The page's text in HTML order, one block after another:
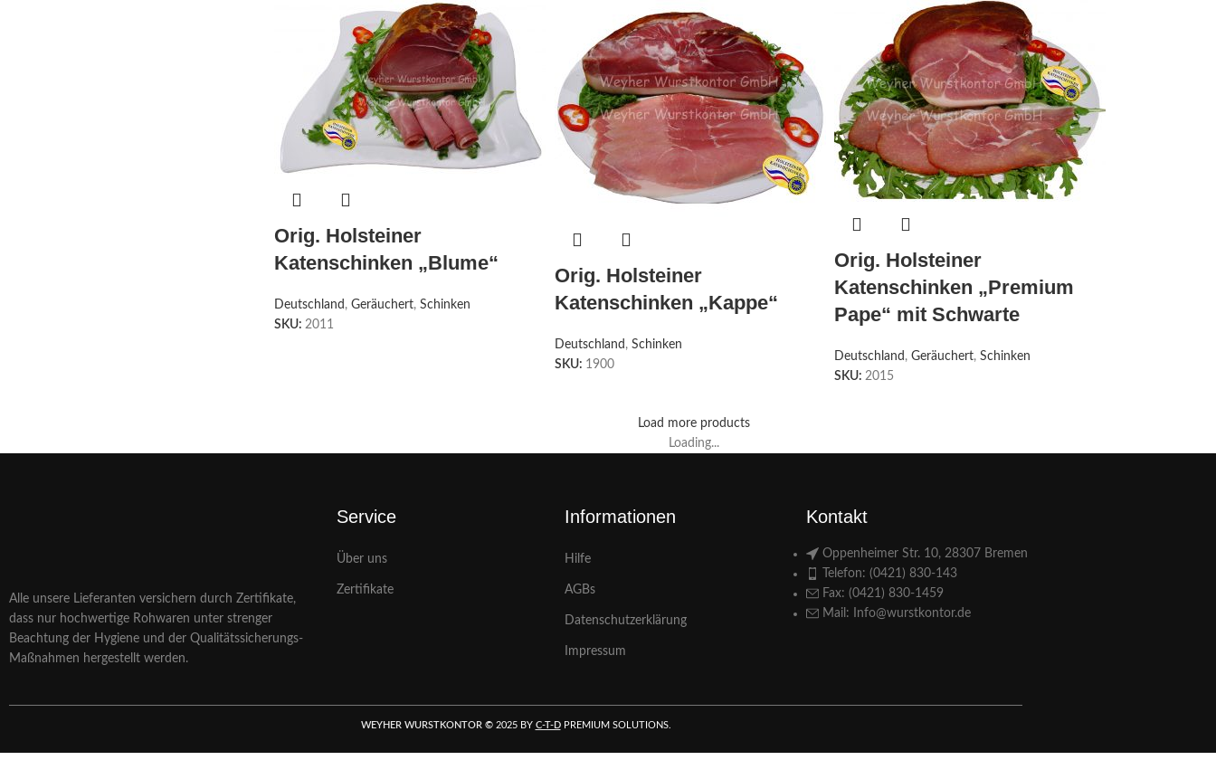
Orig. Holsteiner
Katenschinken „Blume“
Deutschland , Geräuchert, Schinken
SKU: 2011
Orig. Holsteiner
Katenschinken „Kappe“
Deutschland , Schinken
SKU: 1900
Orig. Holsteiner
Katenschinken „Premium
Pape“ mit Schwarte
Deutschland ,Geräuchert,Schinken
SKU:2015
Load more products
Loading...
Alle unsere Lieferanten versichern durch Zertifikate,
dass nur hochwertige Rohwaren unter strenger
Beachtung der Hygiene und der Qualitätssicherungs-
Maßnahmen hergestellt werden.
Service
Über uns
Zertifikate
Informationen
Hilfe
AGBs
Datenschutzerklärung
Impressum
Kontakt
Oppenheimer Str. 10, 28307 Bremen
Telefon: (0421) 830-143
Fax: (0421) 830-1459
Mail: Info@wurstkontor.de
WEYHER WURSTKONTOR © 2025 BY C-T-DPREMIUM SOLUTIONS.